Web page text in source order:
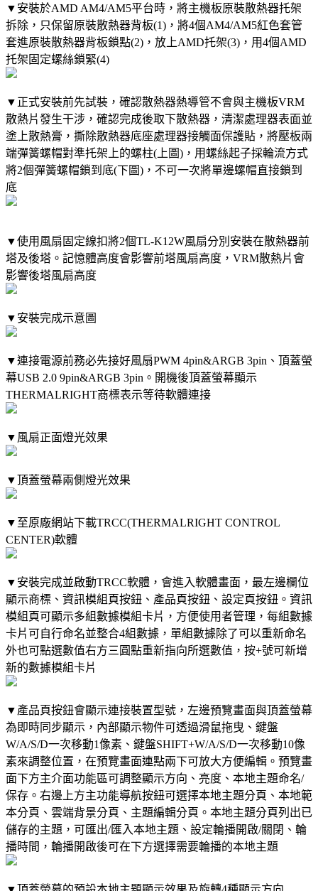
▼安裝於AMD AM4/AM5平台時，將主機板原裝散熱器托架
拆除，只保留原裝散熱器背板(1)，將4個AM4/AM5紅色套管
套進原裝散熱器背板鎖點(2)，放上AMD托架(3)，用4個AMD
托架固定螺絲鎖緊(4)
▼正式安裝前先試裝，確認散熱器熱導管不會與主機板VRM
散熱片發生干涉，確認完成後取下散熱器，清潔處理器表面並
塗上散熱膏，撕除散熱器底座處理器接觸面保護貼，將壓板兩
端彈簧螺帽對準托架上的螺柱(上圖)，用螺絲起子採輪流方式
將2個彈簧螺帽鎖到底(下圖)，不可一次將單邊螺帽直接鎖到
底
▼使用風扇固定線扣將2個TL-K12W風扇分別安裝在散熱器前
塔及後塔。記憶體高度會影響前塔風扇高度，VRM散熱片會
影響後塔風扇高度
▼安裝完成示意圖
▼連接電源前務必先接好風扇PWM 4pin&ARGB 3pin、頂蓋螢
幕USB 2.0 9pin&ARGB 3pin。開機後頂蓋螢幕顯示
THERMALRIGHT商標表示等待軟體連接
▼風扇正面燈光效果
▼頂蓋螢幕兩側燈光效果
▼至原廠網站下載TRCC(THERMALRIGHT CONTROL
CENTER)軟體
▼安裝完成並啟動TRCC軟體，會進入軟體畫面，最左邊欄位
顯示商標、資訊模組頁按鈕、產品頁按鈕、設定頁按鈕。資訊
模組頁可顯示多組數據模組卡片，方便使用者管理，每組數據
卡片可自行命名並整合4組數據，單組數據除了可以重新命名
外也可點選數值右方三圓點重新指向所選數值，按+號可新增
新的數據模組卡片
▼產品頁按鈕會顯示連接裝置型號，左邊預覽畫面與頂蓋螢幕
為即時同步顯示，內部顯示物件可透過滑鼠拖曳、鍵盤
W/A/S/D一次移動1像素、鍵盤SHIFT+W/A/S/D一次移動10像
素來調整位置，在預覽畫面連點兩下可放大方便編輯。預覽畫
面下方主介面功能區可調整顯示方向、亮度、本地主題命名/
保存。右邊上方主功能導航按鈕可選擇本地主題分頁、本地範
本分頁、雲端背景分頁、主題編輯分頁。本地主題分頁列出已
儲存的主題，可匯出/匯入本地主題、設定輪播開啟/關閉、輪
播時間，輪播開啟後可在下方選擇需要輪播的本地主題